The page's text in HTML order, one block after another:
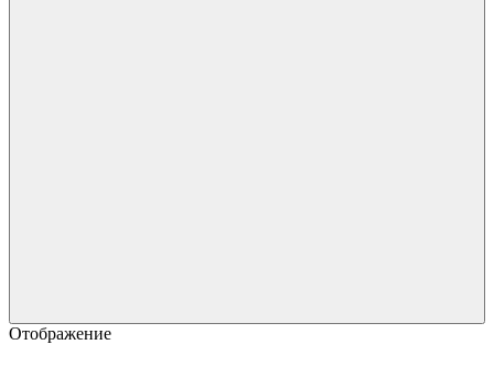
Отображение